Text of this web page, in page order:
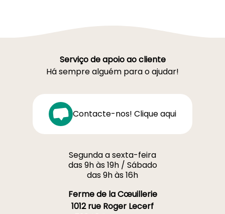
Serviço de apoio ao cliente
Há sempre alguém para o ajudar!
Contacte-nos! Clique aqui
Segunda a sexta-feira
das 9h às 19h / Sábado
das 9h às 16h
Ferme de la Cœuillerie
1012 rue Roger Lecerf